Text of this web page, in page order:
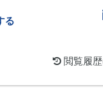
る
閲覧履歴